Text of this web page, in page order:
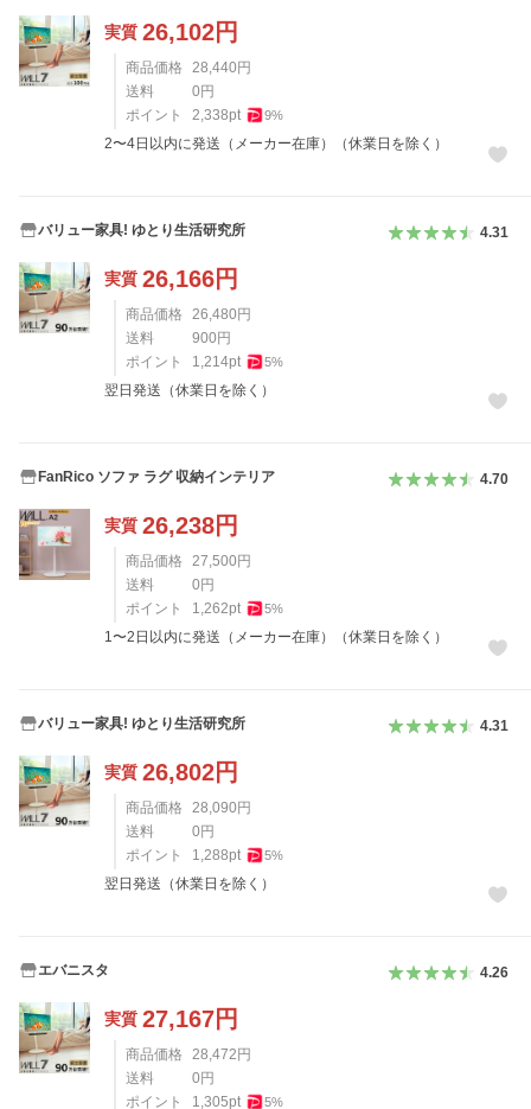
実質 26,102円
商品価格 28,440 円
送料
0 円
ポイント
2,338pt 9%
2〜4日以内に発送（メーカー在庫）（休業日を除く）
バリュー家具! ゆとり生活研究所 4.31
実質 26,166円
商品価格 26,480 円
送料
900 円
ポイント
1,214pt 5%
翌日発送（休業日を除く）
FanRico ソファ ラグ 収納インテリア 4.70
実質 26,238円
商品価格 27,500 円
送料
0 円
ポイント
1,262pt 5%
1〜2日以内に発送（メーカー在庫）（休業日を除く）
バリュー家具! ゆとり生活研究所 4.31
実質 26,802円
商品価格 28,090 円
送料
0 円
ポイント
1,288pt 5%
翌日発送（休業日を除く）
エバニスタ 4.26
実質 27,167円
商品価格 28,472 円
送料
0 円
ポイント
1,305pt 5%